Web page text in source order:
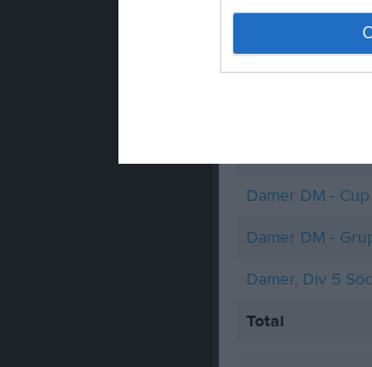
Statistik för
Damer DM - Cup
Damer DM -
Damer, Div 5
Total